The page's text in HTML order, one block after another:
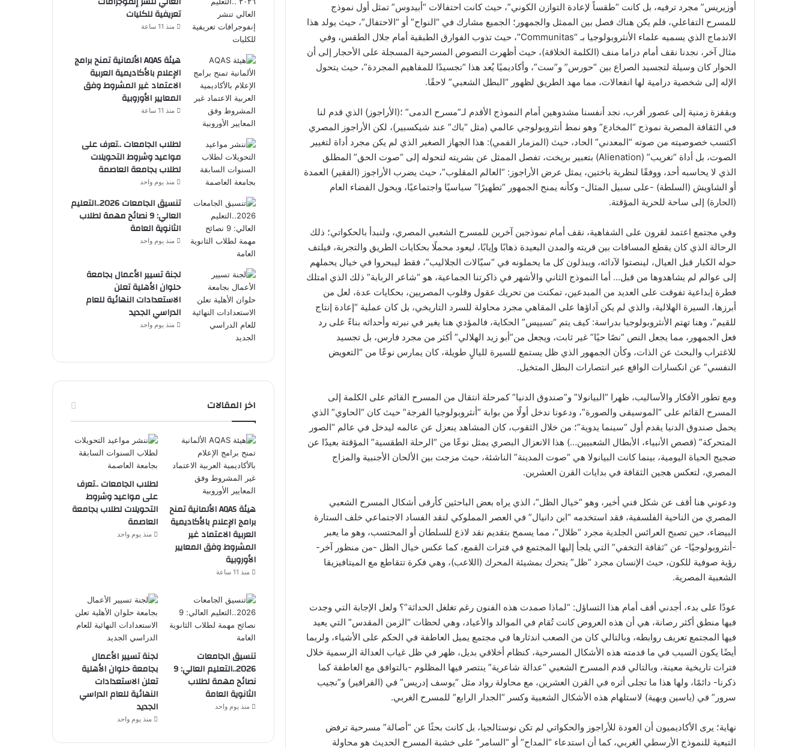
أوزيريس” مجرد ترفيه، بل كانت “طقساً لإعادة التوازن الكوني”، حيث كانت احتفالات “أبيدوس” تمثل أول نموذج
للمسرح التفاعلي، فلم يكن هناك فصل بين الممثل والجمهور؛ الجميع مشارك في “النواح” أو “الاحتفال”، حيث يولد هذا
الاندماج الذي يسميه علماء الأنثروبولوجيا بـ “Communitas”، حيث تذوب الفوارق الطبقية أمام جلال الطقس، وفي
مثال آخر، نجدنا نقف أمام دراما منف (الكلمة الخلاقة)، حيث أظهرت النصوص المسرحية المسجلة على الأحجار إلى أن
الحوار كان وسيلة لتجسيد الصراع بين “حورس” و”ست”، وأكاديميًا يُعد هذا “تجسيدًا للمفاهيم المجردة”، حيث يتحول
الإله إلى شخصية درامية لها انفعالات، مما مهد الطريق لظهور “البطل الشعبي” لاحقًا.
وبقفزة زمنية إلى عصور أقرب، نجد أنفسنا مشدوهين أمام النموذج الأقدم لـ”مسرح الدمى” ؛(الأراجوز) الذي قدم لنا
في الثقافة المصرية نموذج “المخادع” وهو نمط أنثروبولوجي عالمي (مثل “باك” عند شيكسبير)، لكن الأراجوز المصري
اكتسب خصوصيته من صوته “المعدني” الحاد، حيث (المزمار الفمي): هذا الجهاز الصغير الذي لم يكن مجرد أداة لتغيير
الصوت، بل أداة “تغريب” (Alienation) بتعبير بريخت، تفصل الممثل عن بشريته لتحوله إلى “صوت الحق” المطلق
الذي لا يحاسبه أحد، ووفقًا لنظرية باختين، يمثل عرض الأراجوز: “العالم المقلوب”، حيث يضرب الأراجوز (الفقير) العمدة
أو الشاويش (السلطة) -على سبيل المثال- وكأنه يمنح الجمهور “تطهيرًا” سياسيًا واجتماعيًا، ويحول الفضاء العام
(الحارة) إلى ساحة للحرية المؤقتة.
وفي مجتمع اعتمد لقرون على الشفاهية، نقف أمام نموذجين آخرين للمسرح الشعبي المصري، ولنبدأ بالحكواتي؛ ذلك
الرحالة الذي كان يقطع المسافات بين قريته والمدن البعيدة ذهابًا وإيابًا، ليعود محملًا بحكايات الطريق والتجربة، فيلتف
حوله الكبار قبل العيال، لينصتوا لآدائه، ويبذلون كل ما يحملونه في “سيّالات الجلاليب”، فقط ليبحروا في خيال يحملهم
إلى عوالم لم يشاهدوها من قبل… أما النموذج الثاني والأشهر في ذاكرتنا الجماعية، هو “شاعر الربابة” ذلك الذي امتلك
فطرة إبداعية تفوقت على العديد من المبدعين، تمكنت من تحريك عقول وقلوب المصريين، بحكايات عدة، لعل من
أبرزها، السيرة الهلالية، والذي لم يكن آداؤها على المقاهي مجرد محاولة للسرد التاريخي، بل كان عملية “إعادة إنتاج
للقيم”، وهنا تهتم الأنثروبولوجيا بدراسة: كيف يتم “تسييس” الحكاية، فالمؤدي هنا يغير في نبرته وأحداثه بناءً على رد
فعل الجمهور، مما يجعل النص “نصًا حيًا” غير ثابت، ويجعل من”أبو زيد الهلالي” أكثر من مجرد فارس، بل تجسيد
للاغتراب والبحث عن الذات، وكأن الجمهور الذي ظل يستمع للسيرة لليالٍ طويلة، كان يمارس نوعًا من “التعويض
النفسي” عن انكسارات الواقع عبر انتصارات البطل المتخيل.
ومع تطور الأفكار والأساليب، ظهرا “البيانولا” و”صندوق الدنيا” كمرحلة انتقال من المسرح القائم على الكلمة إلى
المسرح القائم على “الموسيقى والصورة”، ودعونا ندخل أولًا من بوابة “أنثروبولوجيا الفرجة” حيث كان “الحاوي” الذي
يحمل صندوق الدنيا يقدم أول “سينما يدوية”؛ من خلال الثقوب، كان المشاهد ينعزل عن عالمه ليدخل في عالم “الصور
المتحركة” (قصص الأنبياء، الأبطال الشعبيين…) هذا الانعزال البصري يمثل نوعًا من “الرحلة الطقسية” المؤقتة بعيدًا عن
ضجيج الحياة اليومية، بينما كانت البيانولا هي “صوت المدينة” الناشئة، حيث مزجت بين الألحان الأجنبية والمزاج
المصري، لتعكس هجين الثقافة في بدايات القرن العشرين.
ودعوني هنا أقف عن شكل فني أخير، وهو “خيال الظل”، الذي يراه بعض الباحثين كأرقى أشكال المسرح الشعبي
المصري من الناحية الفلسفية، فقد استخدمه “ابن دانيال” في العصر المملوكي لنقد الفساد الاجتماعي خلف الستارة
البيضاء، حين تصبح العرائس الجلدية مجرد “ظلال”، مما يسمح بتقديم نقد لاذع للسلطان أو المحتسب، وهو ما يعبر
-أنثروبولوجيًا- عن “ثقافة التخفي” التي يلجأ إليها المجتمع في فترات القمع، كما عكس خيال الظل -من منظور آخر-
رؤية صوفية للكون، حيث الإنسان مجرد “ظل” يتحرك بمشيئة المحرك (اللاعب)، وهي فكرة تتقاطع مع الميتافيزيقا
الشعبية المصرية.
عودًا على بدء، أجدني أقف أمام هذا التساؤل: “لماذا صمدت هذه الفنون رغم تغلغل الحداثة”؟ ولعل الإجابة التي وجدت
فيها منطق أكثر رصانة، هي أن هذه العروض كانت تُقام في الموالد والأعياد، وهي لحظات “الزمن المقدس” التي يعيد
فيها المجتمع تعريف روابطه، وبالتالي كان من الصعب اندثارها في مجتمع يميل العاطفة في الحكم على الأشياء، ولربما
أيضًا يكون السبب في ما قدمته هذه الأشكال المسرحية، كنظام أخلاقي بديل، ظهر في ظل غياب العدالة الرسمية خلال
فترات تاريخية معينة، وبالتالي قدم المسرح الشعبي “عدالة شاعرية” ينتصر فيها المظلوم -بالتوافق مع العاطفة كما
ذكرنا- دائمًا، ولها هذا ما تجلى أثره في القرن العشرين، مع محاولة رواد مثل “يوسف إدريس” في (الفرافير) و”نجيب
سرور” في (ياسين وبهية) لاستلهام هذه الأشكال الشعبية وكسر “الجدار الرابع” للمسرح الغربي.
نهاية؛ يرى الأكاديميون أن العودة للأراجوز والحكواتي لم تكن نوستالجيا، بل كانت بحثًا عن “أصالة” مسرحية ترفض
التبعية للنموذج الأرسطي الغربي، كما أن استدعاء “المداح” أو “السامر” على خشبة المسرح الحديث هو محاولة
تعريفية للكليات
منذ 11 ساعة
هيئة AQAS الألمانية تمنح برامج
الإعلام بالأكاديمية العربية
الاعتماد غير المشروط وفق
المعايير الأوروبية
منذ 11 ساعة
لطلاب الجامعات ..تعرف على
مواعيد وشروط التحويلات
لطلاب بجامعة العاصمة
منذ يوم واحد
تنسيق الجامعات 2026..التعليم
العالي: 9 نصائح مهمة لطلاب
الثانوية العامة
منذ يوم واحد
لجنة تسيير الأعمال بجامعة
حلوان الأهلية تعلن
الاستعدادات النهائية للعام
الدراسي الجديد
منذ يوم واحد
اخر المقالات
هيئة AQAS الألمانية تمنح
برامج الإعلام بالأكاديمية
العربية الاعتماد غير
المشروط وفق المعايير
الأوروبية
منذ 11 ساعة
لطلاب الجامعات ..تعرف
على مواعيد وشروط
التحويلات لطلاب بجامعة
العاصمة
منذ يوم واحد
تنسيق الجامعات
2026..التعليم العالي: 9
نصائح مهمة لطلاب
الثانوية العامة
منذ يوم واحد
لجنة تسيير الأعمال
بجامعة حلوان الأهلية
تعلن الاستعدادات
النهائية للعام الدراسي
الجديد
منذ يوم واحد